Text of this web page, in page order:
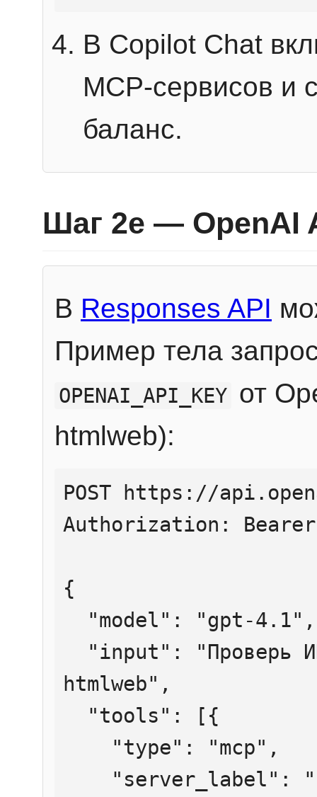
В Copilot Chat
MCP-сервисов и
баланс.
Шаг 2e — OpenAI
В Responses API
Пример тела
OPENAI_API_KEY от
htmlweb):
POST https://
Authorization:
{
htmlweb",